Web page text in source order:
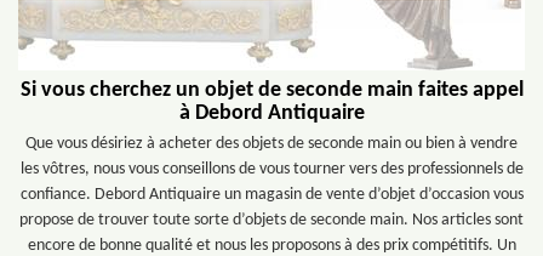
Si vous cherchez un objet de seconde main faites appel
à Debord Antiquaire
Que vous désiriez à acheter des objets de seconde main ou bien à vendre
les vôtres, nous vous conseillons de vous tourner vers des professionnels de
confiance. Debord Antiquaire un magasin de vente d’objet d’occasion vous
propose de trouver toute sorte d’objets de seconde main. Nos articles sont
encore de bonne qualité et nous les proposons à des prix compétitifs. Un